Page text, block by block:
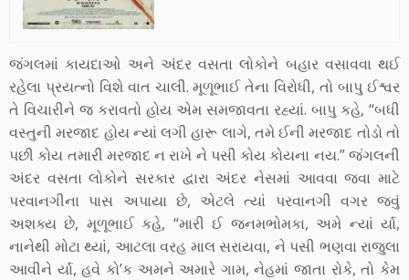
જંગલમાં કાયદાઓ અને અંદર વસતા લોકોને બહાર વસાવવા થઈ
રહેલા પ્રયત્નો વિશે વાત ચાલી. મૂળૂભાઈ તેના વિરોધી, તો બાપુ ઈશ્વર
તે વિચારીને જ કરાવતો હોય એમ સમજાવતા રહ્યાં. બાપુ કહે, “બધી
વસ્તુની મરજાદ હોય ન્યાં લગી હારૂ લાગે, તમે ઈની મરજાદ તોડો તો
પછી કોય તમારી મરજાદ ન રાખે ને પસી કોય કોયના નય.” જંગલની
અંદર વસતા લોકોને સરકાર દ્વારા અંદર નેસમાં આવવા જવા માટે
પરવાનગીના પાસ અપાયા છે, એટલે ત્યાં પરવાનગી વગર જવું
અશક્ય છે, મૂળૂભાઈ કહે, “મારી ઈ જનમભોમકા, અમે ન્યાં ર્યા,
નાનેથી મોટા થ્યાં, આટલા વરહ માલ સરાયવા, ને પસી ભણવા રાજુલા
આવીને ર્યા, હવે કો’ક અમને અમારે ગામ, નેહમાં જાતા રોકે, તો કેમ